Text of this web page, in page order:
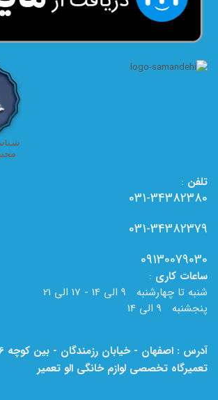
تلفن :
031-34382380
031-34382379
09130079030
ساعات کاری :
شنبه تا چهارشنبه 9 الی 14 - 17 الی 21
پنجشنبه 9 الی 14
تعمیرگاه تخصصی لوازم خانگی الو تعمیر